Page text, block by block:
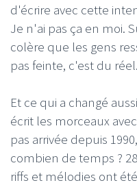
d'écrire avec cette
Je n'ai pas ça en moi.
colère que les gens
pas feinte, c'est du réel.
Et ce qui a changé
écrit les morceaux
pas arrivée depuis
combien de temps ?
riffs et mélodies ont